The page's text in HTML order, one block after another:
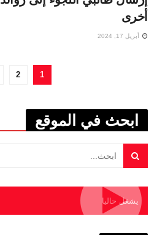
أخرى
أبريل 17, 2024
1
2
ابحث في الموقع
يشغل حاليا